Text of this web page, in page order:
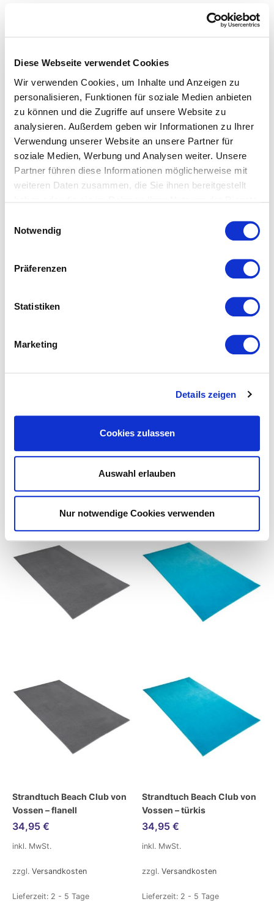
Diese Webseite verwendet Cookies
Wir verwenden Cookies, um Inhalte und Anzeigen zu
personalisieren, Funktionen für soziale Medien anbieten
zu können und die Zugriffe auf unsere Website zu
analysieren. Außerdem geben wir Informationen zu Ihrer
Verwendung unserer Website an unsere Partner für
soziale Medien, Werbung und Analysen weiter. Unsere
Partner führen diese Informationen möglicherweise mit
weiteren Daten zusammen, die Sie ihnen bereitgestellt
Notwendig
Präferenzen
Statistiken
Marketing
Details zeigen
Cookies zulassen
Auswahl erlauben
Nur notwendige Cookies verwenden
Lieferzeit: 2 - 5 Tage Lieferzeit: 2 - 5 Tage
Lieferzeit:2 - 5 Tage
Sale
Handtücher von N&K
zzgl.Versandkosten
Lieferzeit:2 - 5 Tage
Strandtuch Beach Club von
Vossen – flanell
34,95 €
inkl. MwSt.
zzgl. Versandkosten
Lieferzeit: 2 - 5 Tage
Strandtuch Beach Club von
Vossen – türkis
34,95 €
inkl. MwSt.
zzgl. Versandkosten
Lieferzeit: 2 - 5 Tage